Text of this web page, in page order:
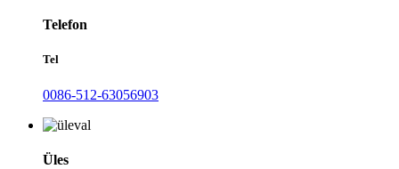
Telefon
Tel
0086-512-63056903
Üles